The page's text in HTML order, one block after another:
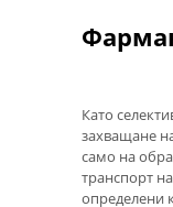
Като
захващане
само на
транспорт
определени